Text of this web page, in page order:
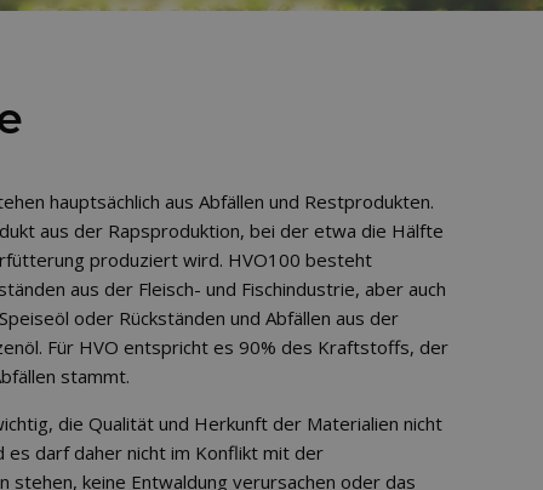
hauptsächlich aus Abfällen und Restprodukten.
aus der Rapsproduktion, bei der etwa die Hälfte
produziert wird. HVO100 besteht
aus der Fleisch- und Fischindustrie, aber auch
oder Rückständen und Abfällen aus der
Für HVO entspricht es 90% des Kraftstoffs, der
stammt.
die Qualität und Herkunft der Materialien nicht
es darf daher nicht im Konflikt mit der
stehen, keine Entwaldung verursachen oder das